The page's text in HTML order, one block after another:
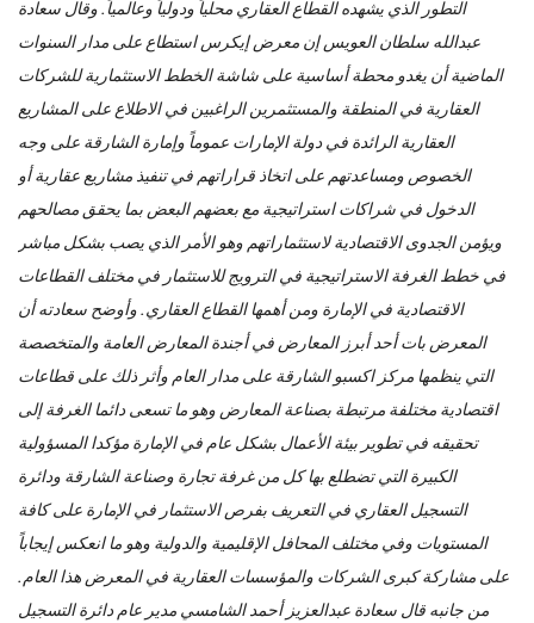
التطور الذي يشهده القطاع العقاري محلياً ودولياً وعالمياً. وقال سعادة
عبدالله سلطان العويس إن معرض إيكرس استطاع على مدار السنوات
الماضية أن يغدو محطة أساسية على شاشة الخطط الاستثمارية للشركات
العقارية في المنطقة والمستثمرين الراغبين في الاطلاع على المشاريع
العقارية الرائدة في دولة الإمارات عموماً وإمارة الشارقة على وجه
الخصوص ومساعدتهم على اتخاذ قراراتهم في تنفيذ مشاريع عقارية أو
الدخول في شراكات استراتيجية مع بعضهم البعض بما يحقق مصالحهم
ويؤمن الجدوى الاقتصادية لاستثماراتهم وهو الأمر الذي يصب بشكل مباشر
في خطط الغرفة الاستراتيجية في الترويج للاستثمار في مختلف القطاعات
الاقتصادية في الإمارة ومن أهمها القطاع العقاري. وأوضح سعادته أن
المعرض بات أحد أبرز المعارض في أجندة المعارض العامة والمتخصصة
التي ينظمها مركز اكسبو الشارقة على مدار العام وأثر ذلك على قطاعات
اقتصادية مختلفة مرتبطة بصناعة المعارض وهو ما تسعى دائما الغرفة إلى
تحقيقه في تطوير بيئة الأعمال بشكل عام في الإمارة مؤكدا المسؤولية
الكبيرة التي تضطلع بها كل من غرفة تجارة وصناعة الشارقة ودائرة
التسجيل العقاري في التعريف بفرص الاستثمار في الإمارة على كافة
المستويات وفي مختلف المحافل الإقليمية والدولية وهو ما انعكس إيجاباً
على مشاركة كبرى الشركات والمؤسسات العقارية في المعرض هذا العام.
من جانبه قال سعادة عبدالعزيز أحمد الشامسي مدير عام دائرة التسجيل